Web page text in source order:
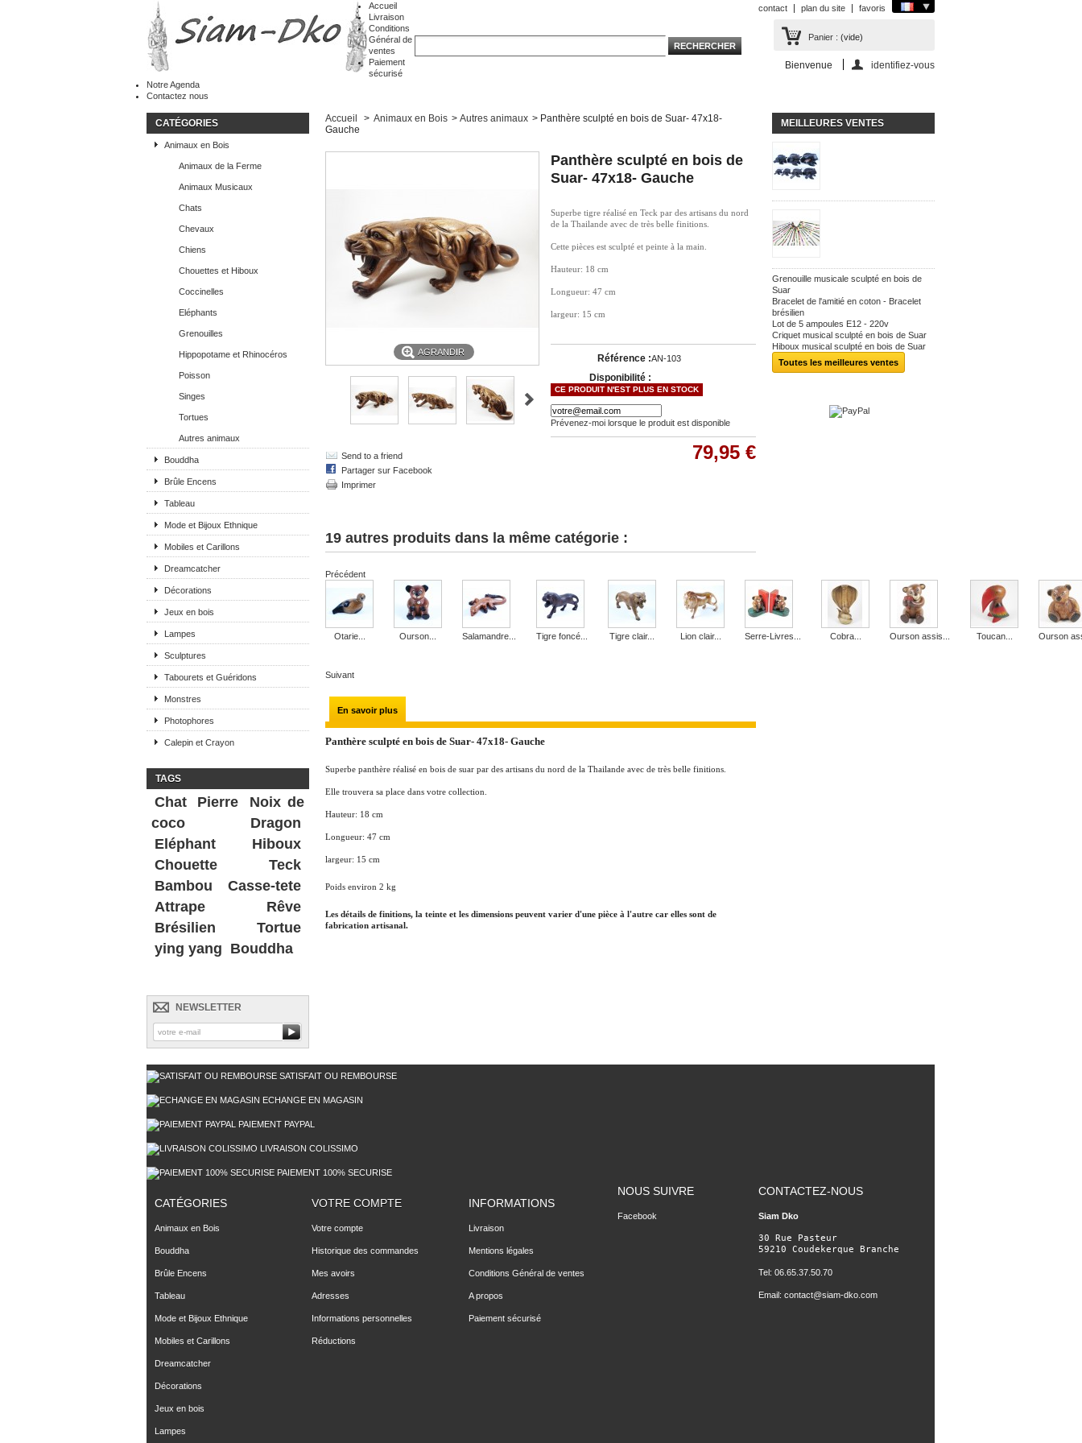
contact plan du site favoris
Panier : (vide)
Bienvenue identifiez-vous
Accueil
Livraison
Conditions
Général de
ventes
Paiement
sécurisé
Notre Agenda
Contactez nous
CATÉGORIES
Animaux en Bois
Animaux de la Ferme
Animaux Musicaux
Chats
Chevaux
Chiens
Chouettes et Hiboux
Coccinelles
Eléphants
Grenouilles
Hippopotame et Rhinocéros
Poisson
Singes
Tortues
Autres animaux
Bouddha
Brûle Encens
Tableau
Mode et Bijoux Ethnique
Mobiles et Carillons
Dreamcatcher
Décorations
Jeux en bois
Lampes
Sculptures
Tabourets et Guéridons
Monstres
Photophores
Calepin et Crayon
TAGS
Chat Pierre
Noix de
coco
Dragon
Eléphant
Hiboux
Chouette
Teck
Bambou
Casse-tete
Attrape Rêve
Brésilien
Tortue
ying yang Bouddha
NEWSLETTER
Accueil > Animaux en Bois > Autres animaux > Panthère sculpté en bois de Suar- 47x18-
Gauche
AGRANDIR
Send to a friend
Partager sur Facebook
Imprimer
Panthère sculpté en bois de
Suar- 47x18- Gauche
Superbe tigre réalisé en Teck par des artisans du nord
de la Thailande avec de très belle finitions.
Cette pièces est sculpté et peinte à la main.
Hauteur: 18 cm
Longueur: 47 cm
largeur: 15 cm
Référence :AN-103
Disponibilité :
CE PRODUIT N'EST PLUS EN STOCK
Prévenez-moi lorsque le produit est disponible
79,95 €
19 autres produits dans la même catégorie :
Précédent
Otarie... Ourson... Salamandre... Tigre foncé... Tigre clair... Lion clair... Serre-Livres... Cobra... Ourson assis... Toucan... Ourson
Suivant
En savoir plus
Panthère sculpté en bois de Suar- 47x18- Gauche
Superbe panthère réalisé en bois de suar par des artisans du nord de la Thailande avec de très belle finitions.
Elle trouvera sa place dans votre collection.
Hauteur: 18 cm
Longueur: 47 cm
largeur: 15 cm
Poids environ 2 kg
Les détails de finitions, la teinte et les dimensions peuvent varier d'une pièce à l'autre car elles sont de
fabrication artisanal.
MEILLEURES VENTES
Grenouille musicale sculpté en bois de
Suar
Bracelet de l'amitié en coton - Bracelet
brésilien
Lot de 5 ampoules E12 - 220v
Criquet musical sculpté en bois de Suar
Hiboux musical sculpté en bois de Suar
Toutes les meilleures ventes
SATISFAIT OU REMBOURSE
ECHANGE EN MAGASIN
PAIEMENT PAYPAL
LIVRAISON COLISSIMO
PAIEMENT 100% SECURISE
CATÉGORIES
Animaux en Bois
Bouddha
Brûle Encens
Tableau
Mode et Bijoux Ethnique
Mobiles et Carillons
Dreamcatcher
Décorations
Jeux en bois
Lampes
VOTRE COMPTE
Votre compte
Historique des commandes
Mes avoirs
Adresses
Informations personnelles
Réductions
INFORMATIONS
Livraison
Mentions légales
Conditions Général de ventes
A propos
Paiement sécurisé
NOUS SUIVRE
Facebook
CONTACTEZ-NOUS
Siam Dko
30 Rue Pasteur
59210 Coudekerque Branche
Tel: 06.65.37.50.70
Email: contact@siam-dko.com